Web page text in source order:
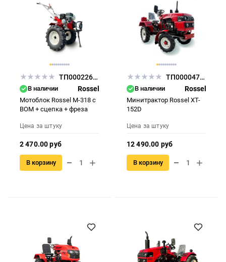
ТП000226435
В наличии Rossel
Мотоблок Rossel M-318 с
ВОМ + сцепка + фреза
Цена за штуку
2 470.00 руб
В корзину
ТП000047284
В наличии Rossel
Минитрактор Rossel XT-
152D
Цена за штуку
12 490.00 руб
В корзину